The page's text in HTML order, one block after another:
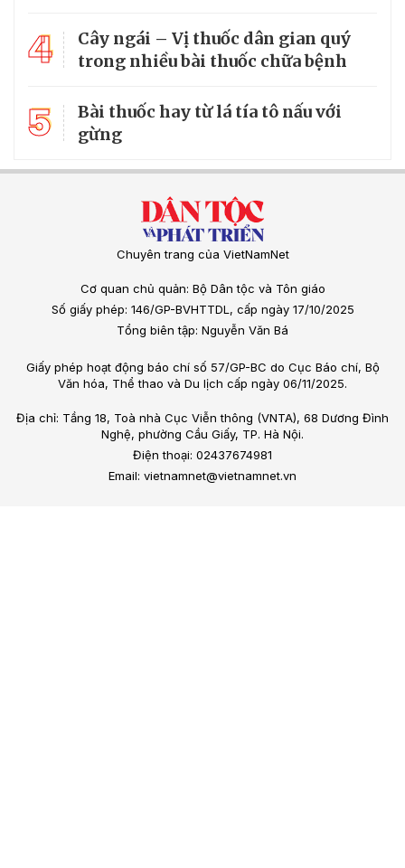
4
Cây ngái – Vị thuốc dân gian quý
trong nhiều bài thuốc chữa bệnh
5
Bài thuốc hay từ lá tía tô nấu với
gừng
Chuyên trang của VietNamNet
Cơ quan chủ quản: Bộ Dân tộc và Tôn giáo
Số giấy phép: 146/GP-BVHTTDL, cấp ngày 17/10/2025
Tổng biên tập: Nguyễn Văn Bá
Giấy phép hoạt động báo chí số 57/GP-BC do Cục Báo chí, Bộ
Văn hóa, Thể thao và Du lịch cấp ngày 06/11/2025.
Địa chỉ: Tầng 18, Toà nhà Cục Viễn thông (VNTA), 68 Dương Đình
Nghệ, phường Cầu Giấy, TP. Hà Nội.
Điện thoại: 02437674981
Email: vietnamnet@vietnamnet.vn